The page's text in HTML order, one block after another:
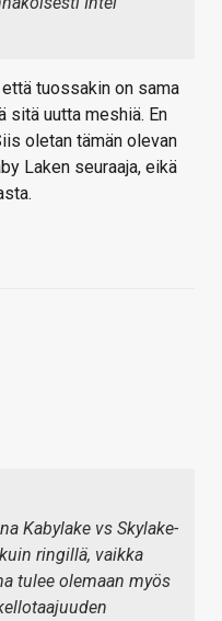
tuossakin on sama
sitä uutta meshiä. En
oletan tämän olevan
Laken seuraaja, eikä
Kabylake vs Skylake-
ringillä, vaikka
tulee olemaan myös